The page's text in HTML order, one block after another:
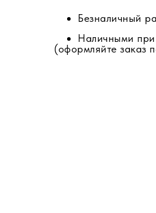
Наличными
(оформляйте заказ
Безналичный